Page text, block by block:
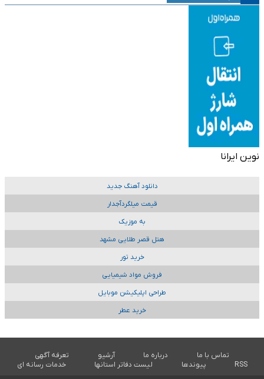
نوین ایرانا
دانلود آهنگ جدید
قیمت میلگردآجدار
به موزیک
هتل قصر طلایی مشهد
خرید تور
فروش مواد شیمیایی
طراحی اپلیکیشن موبایل
خرید عطر
تماس با ما درباره ما آرشیو
تعرفه آگهی
RSS
پیوندها لیست دفاتر استانها خدمات رسانه ای